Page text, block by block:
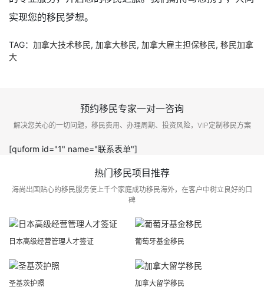
实现您的移民梦想。
TAG： 加拿大技术移民, 加拿大移民, 加拿大雇主担保移民, 移民加拿
大
预约移民专家一对一咨询
解决您关心的一切问题，移民费用、办理周期、投资风险，VIP定制移民方案
[quform id="1" name="联系表单"]
热门移民项目推荐
海尚出国贴心的移民服务使上千个家庭成功移民海外，在客户中树立良好的口
碑
日本高级经营管理人才签证 葡萄牙基金移民
圣基茨护照 加拿大留学移民